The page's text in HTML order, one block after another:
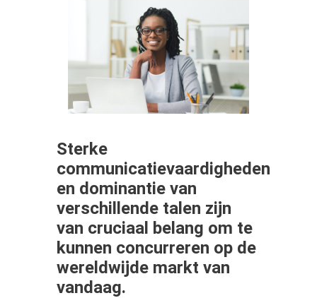
Sterke
communicatievaardigheden
en dominantie van
verschillende talen zijn
van cruciaal belang om te
kunnen concurreren op de
wereldwijde markt van
vandaag.